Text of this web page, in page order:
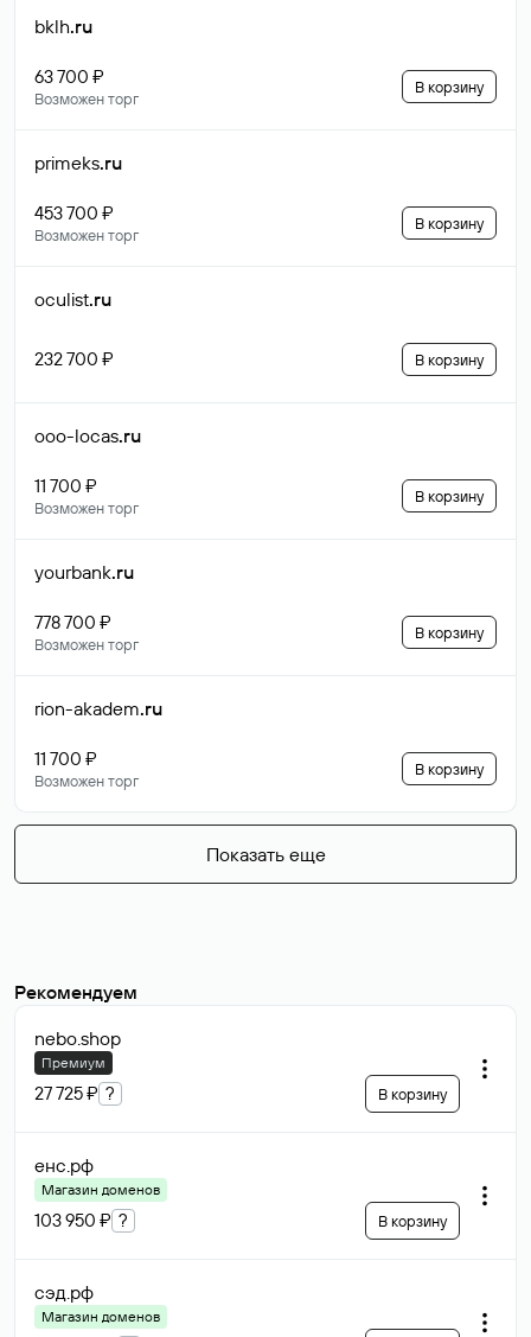
bklh.ru
63 700 ₽
Возможен торг
В корзину
primeks.ru
453 700 ₽
Возможен торг
В корзину
oculist.ru
232 700 ₽ В корзину
ooo-locas.ru
11 700 ₽
Возможен торг
В корзину
yourbank.ru
778 700 ₽
Возможен торг
В корзину
rion-akadem.ru
11 700 ₽
Возможен торг
В корзину
Показать еще
Рекомендуем
nebo.shop
Премиум
27 725 ₽ ? В корзину
енс.рф
Магазин доменов
103 950 ₽ ? В корзину
сэд.рф
Магазин доменов